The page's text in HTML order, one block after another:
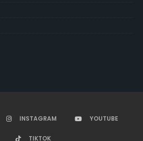
INSTAGRAM YOUTUBE
TIKTOK